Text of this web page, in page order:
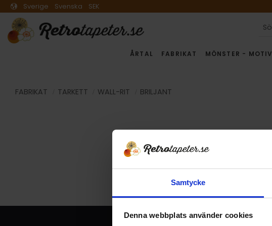
Samtycke
Denna webbplats använder cookies
Sverige Svenska SEK
ÅRTAL FABRIKAT MÖNSTER - MOTIV
FABRIKAT TARKETT WALL-RIT BRILJANT